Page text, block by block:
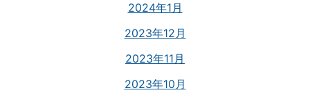
2024年1月
2023年12月
2023年11月
2023年10月